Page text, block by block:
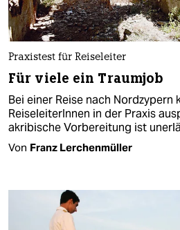
Praxistest für Reiseleiter
Für viele ein Traumjob
Bei einer Reise nach Nordzypern
ReiseleiterInnen in der Praxis
akribische Vorbereitung ist
Von Franz Lerchenmüller